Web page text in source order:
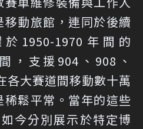
動旅館，連同於後續
1950-1970年間的
，支援904、908、
各大賽道間移動數十萬
鬆平常。當年的這些
今分別展示於特定博